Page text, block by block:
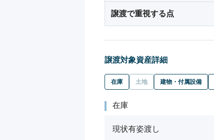
譲渡で重視する点
譲渡対象資産詳細
在庫 土地 建物・付属設備
在庫
現状有姿渡し